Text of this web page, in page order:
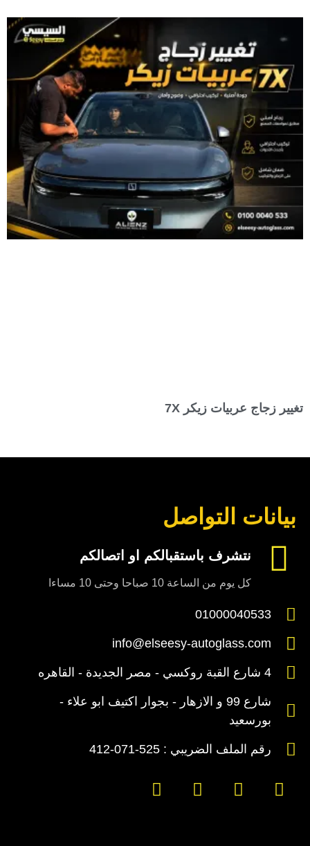
تغيير زجاج عربيات زيكر 7X
بيانات التواصل
نتشرف باستقبالكم او اتصالكم
كل يوم من الساعة 10 صباحا وحتى 10 مساءا
01000040533
info@elseesy-autoglass.com
4 شارع القبة روكسي - مصر الجديدة - القاهره
شارع 99 و الازهار - بجوار اكتيف ابو علاء -
بورسعيد
رقم الملف الضريبي : 525-071-412